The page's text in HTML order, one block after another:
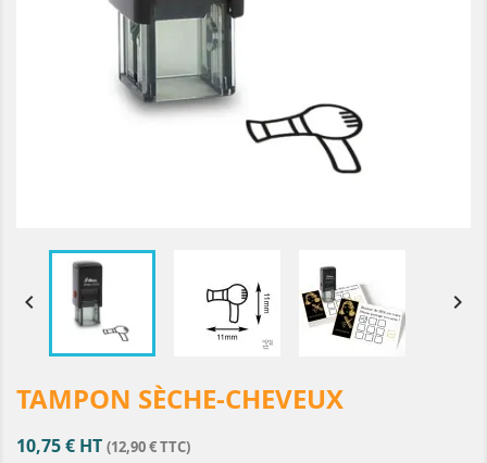
 
TAMPON SÈCHE-CHEVEUX
10,75 € HT (12,90 € TTC)